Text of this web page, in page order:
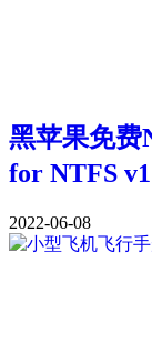
黑苹果免费
for NTFS
2022-06-08